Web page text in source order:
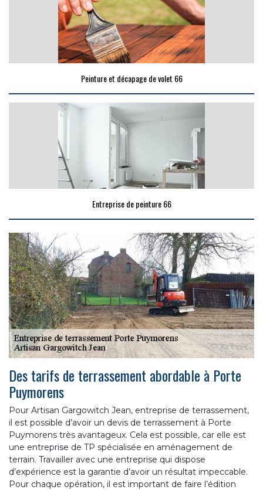
Peinture et décapage de volet 66
Entreprise de peinture 66
Des tarifs de terrassement abordable à Porte
Puymorens
Pour Artisan Gargowitch Jean, entreprise de terrassement,
il est possible d’avoir un devis de terrassement à Porte
Puymorens très avantageux. Cela est possible, car elle est
une entreprise de TP spécialisée en aménagement de
terrain. Travailler avec une entreprise qui dispose
d’expérience est la garantie d’avoir un résultat impeccable.
Pour chaque opération, il est important de faire l’édition